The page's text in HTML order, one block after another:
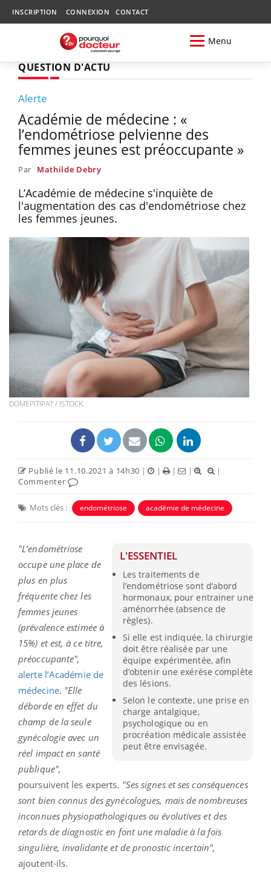
INSCRIPTION CONNEXION CONTACT
Menu
QUESTION D'ACTU
Alerte
Académie de médecine : «
l’endométriose pelvienne des
femmes jeunes est préoccupante »
Par Mathilde Debry
L’Académie de médecine s'inquiète de
l'augmentation des cas d'endométriose chez
les femmes jeunes.
DOMEPITIPAT / ISTOCK.
Publié le 11.10.2021 à 14h30 | | | |
|
Commenter
Mots clés : endométriose académie de médecine
L'ESSENTIEL
Les traitements de
l’endométriose sont d’abord
hormonaux, pour entrainer une
aménorrhée (absence de
règles).
Si elle est indiquée, la chirurgie
doit être réalisée par une
équipe expérimentée, afin
d’obtenir une exérèse complète
des lésions.
Selon le contexte, une prise en
charge antalgique,
psychologique ou en
procréation médicale assistée
peut être envisagée.
"L’endométriose
occupe une place de
plus en plus
fréquente chez les
femmes jeunes
(prévalence estimée à
15%) et est, à ce titre,
préoccupante",
alerte l’Académie de
médecine. "Elle
déborde en effet du
champ de la seule
gynécologie avec un
réel impact en santé
publique",
poursuivent les experts. "Ses signes et ses conséquences
sont bien connus des gynécologues, mais de nombreuses
inconnues physiopathologiques ou évolutives et des
retards de diagnostic en font une maladie à la fois
singulière, invalidante et de pronostic incertain",
ajoutent-ils.